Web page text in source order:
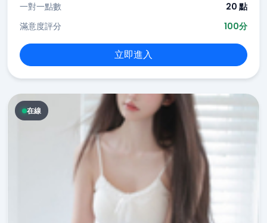
一對一點數
20 點
滿意度評分
100分
立即進入
在線